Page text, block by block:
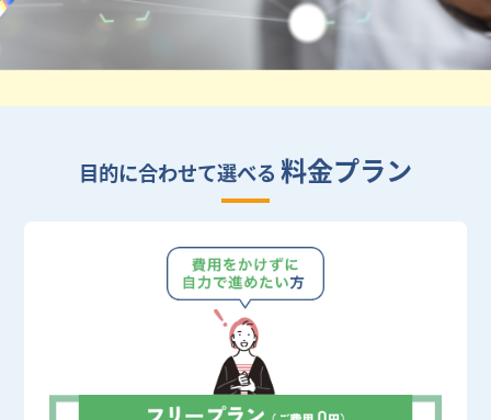
目的に合わせて選べる 料金プラン